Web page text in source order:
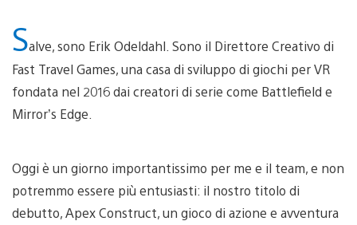
oggi
Salve, sono Erik Odeldahl. Sono il Direttore Creativo di
Fast Travel Games, una casa di sviluppo di giochi per VR
fondata nel 2016 dai creatori di serie come Battlefield e
Mirror’s Edge.
Oggi è un giorno importantissimo per me e il team, e non
potremmo essere più entusiasti: il nostro titolo di
debutto, Apex Construct, un gioco di azione e avventura